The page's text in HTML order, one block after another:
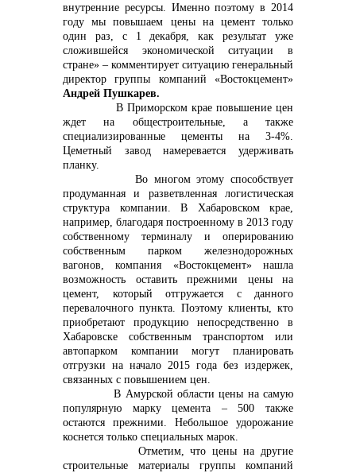
внутренние ресурсы. Именно поэтому в 2014
году мы повышаем цены на цемент только
один раз, с 1 декабря, как результат уже
сложившейся экономической ситуации в
стране» – комментирует ситуацию генеральный
директор группы компаний «Востокцемент»
Андрей Пушкарев.
В Приморском крае повышение цен
ждет на общестроительные, а также
специализированные цементы на 3-4%.
Цеметный завод намеревается удерживать
планку.
Во многом этому способствует
продуманная и разветвленная логистическая
структура компании. В Хабаровском крае,
например, благодаря построенному в 2013 году
собственному терминалу и оперированию
собственным парком железнодорожных
вагонов, компания «Востокцемент» нашла
возможность оставить прежними цены на
цемент, который отгружается с данного
перевалочного пункта. Поэтому клиенты, кто
приобретают продукцию непосредственно в
Хабаровске собственным транспортом или
автопарком компании могут планировать
отгрузки на начало 2015 года без издержек,
связанных с повышением цен.
В Амурской области цены на самую
популярную марку цемента – 500 также
остаются прежними. Небольшое удорожание
коснется только специальных марок.
Отметим, что цены на другие
строительные материалы группы компаний